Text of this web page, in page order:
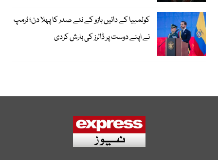
کولمبیا کے دائیں بازو کے نئے صدر کا پہلا دن؛ ٹرمپ
نے اپنے دوست پر ڈالرز کی بارش کردی